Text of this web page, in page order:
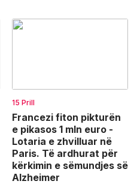
15 Prill
Francezi fiton pikturën
e pikasos 1 mln euro -
Lotaria e zhvilluar në
Paris. Të ardhurat për
kërkimin e sëmundjes së
Alzheimer